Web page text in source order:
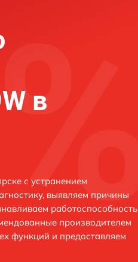
в
с устранением
выявляем причины
работоспособность
производителем
функций и предоставляем